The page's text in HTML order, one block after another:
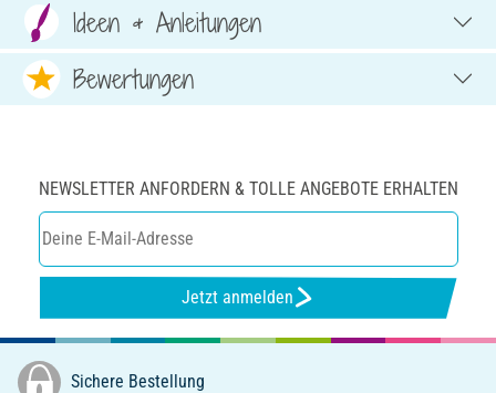
Ideen & Anleitungen
Bewertungen
NEWSLETTER ANFORDERN & TOLLE ANGEBOTE ERHALTEN
Jetzt anmelden
Sichere Bestellung